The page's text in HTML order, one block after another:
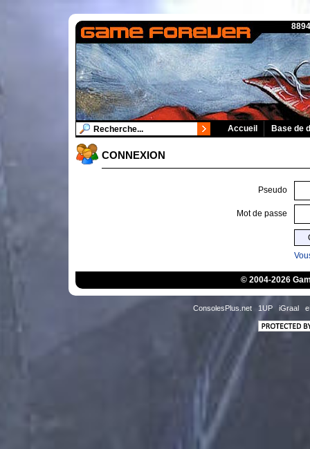
Accueil Base de
CONNEXION
Pseudo
Mot de passe
© 2004-2026
ConsolesPlus.net 1UP iGraal